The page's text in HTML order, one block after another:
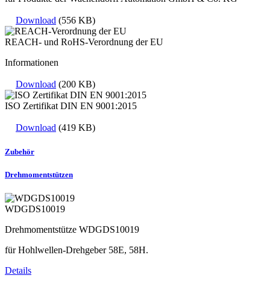
Download (556 KB)
REACH- und RoHS-Verordnung der EU
Informationen
Download (200 KB)
ISO Zertifikat DIN EN 9001:2015
Download (419 KB)
Zubehör
Drehmomentstützen
WDGDS10019
Drehmomentstütze WDGDS10019
für Hohlwellen-Drehgeber 58E, 58H.
Details